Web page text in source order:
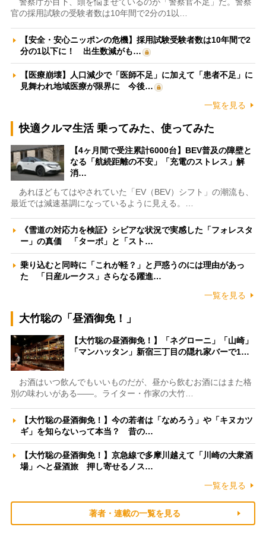
警察庁が目下、頭を悩ませているのが「警察官不足」だ。警察
官の採用試験の受験者数は10年間で2分の1以…
【安全・安心ニッポンの危機】採用試験受験者数は10年間で2
分の1以下に！ 出生数減がも…
【医療崩壊】人口減少で「医師不足」に加えて「患者不足」に
見舞われ地域医療が限界に 今後…
一覧を見る
快適クルマ生活 乗ってみた、使ってみた
【4ヶ月間で受注累計6000台】BEV普及の障壁と
なる「航続距離の不安」「充電のストレス」解
消…
あれほどもてはやされていた「EV（BEV）シフト」の潮流も、
最近では減速基調になっているように見える。…
《雪道の対応力を検証》シビアな状況で実感した「フォレスタ
ー」の真価 「ターボ」と「スト…
乗り込むと同時に「これが軽？」と戸惑うのには理由があっ
た 「日産ルークス」さらなる躍進…
一覧を見る
大竹聡の「昼酒御免！」
【大竹聡の昼酒御免！】「ネグローニ」「山崎」
「マンハッタン」新宿三丁目の隠れ家バーで1…
お酒はいつ飲んでもいいものだが、昼から飲むお酒にはまた格
別の味わいがある――。ライター・作家の大竹…
【大竹聡の昼酒御免！】今の若者は「なめろう」や「キヌカツ
ギ」を知らないって本当？ 昔の…
【大竹聡の昼酒御免！】京急線で多摩川越えて「川崎の大衆酒
場」へと昼酒旅 押し寄せるノス…
一覧を見る
著者・連載の一覧を見る